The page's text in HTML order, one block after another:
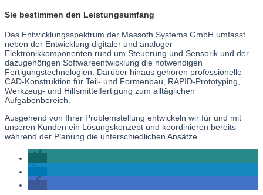
Sie bestimmen den Leistungsumfang
Das Entwicklungsspektrum der Massoth Systems GmbH umfasst
neben der Entwicklung digitaler und analoger
Elektronikkomponenten rund um Steuerung und Sensorik und der
dazugehörigen Softwareentwicklung die notwendigen
Fertigungstechnologien. Darüber hinaus gehören professionelle
CAD-Konstruktion für Teil- und Formenbau, RAPID-Prototyping,
Werkzeug- und Hilfsmittelfertigung zum alltäglichen
Aufgabenbereich.
Ausgehend von Ihrer Problemstellung entwickeln wir für und mit
unseren Kunden ein Lösungskonzept und koordinieren bereits
während der Planung die unterschiedlichen Ansätze.